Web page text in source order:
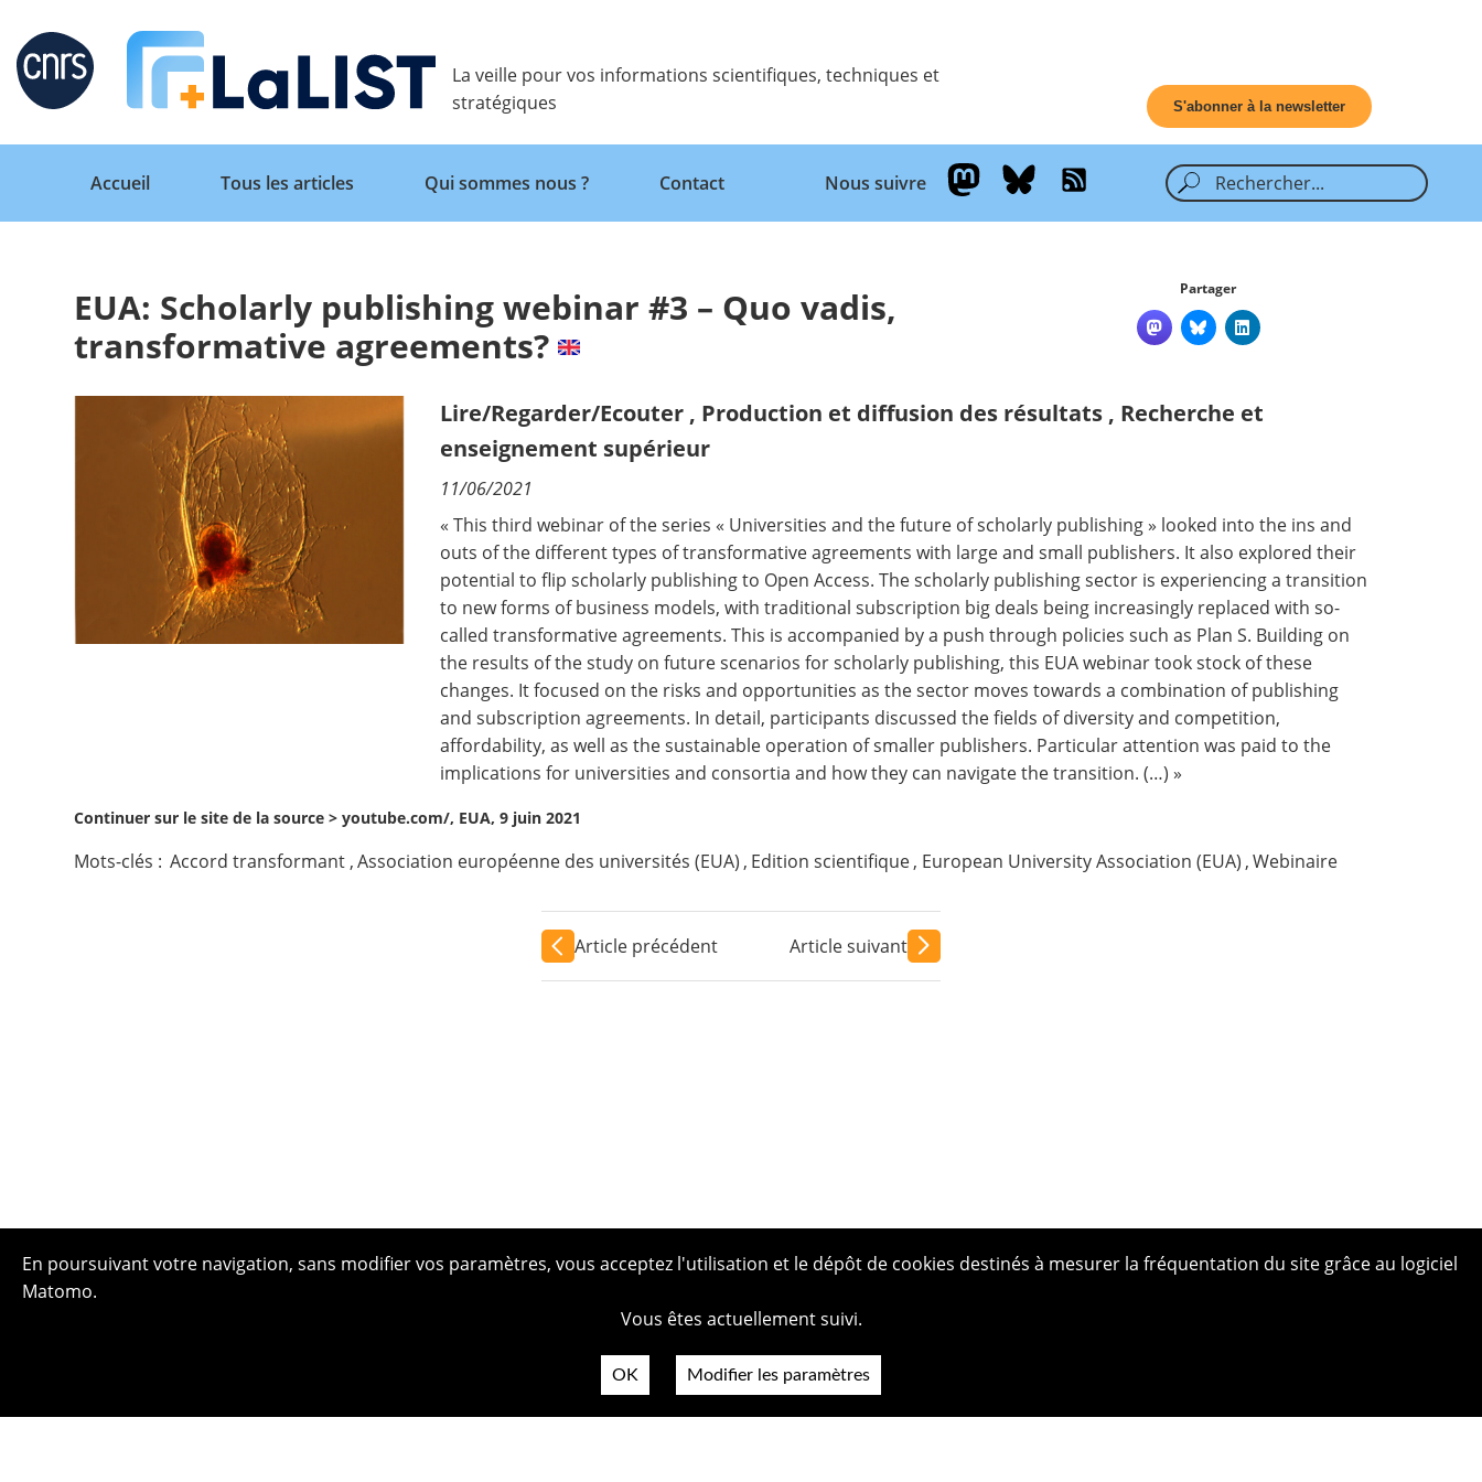
Retour
Accueil
Tous les articles
Qui sommes nous ?
La veille pour vos informations scientifiques, techniques et
stratégiques
S'abonner à la newsletter
Retour
Accueil
Tous les articles Qui sommes nous ? Contact Nous suivre
EUA: Scholarly publishing webinar #3 – Quo vadis,
transformative agreements?
Partager
Lire/Regarder/Ecouter , Production et diffusion des résultats , Recherche et
enseignement supérieur
11/06/2021
« This third webinar of the series « Universities and the future of scholarly publishing » looked into the ins and
outs of the different types of transformative agreements with large and small publishers. It also explored their
potential to flip scholarly publishing to Open Access. The scholarly publishing sector is experiencing a transition
to new forms of business models, with traditional subscription big deals being increasingly replaced with so-
called transformative agreements. This is accompanied by a push through policies such as Plan S. Building on
the results of the study on future scenarios for scholarly publishing, this EUA webinar took stock of these
changes. It focused on the risks and opportunities as the sector moves towards a combination of publishing
and subscription agreements. In detail, participants discussed the fields of diversity and competition,
affordability, as well as the sustainable operation of smaller publishers. Particular attention was paid to the
implications for universities and consortia and how they can navigate the transition. (…) »
Continuer sur le site de la source >youtube.com/, EUA, 9 juin 2021
Mots-clés : Accord transformant ,Association européenne des universités (EUA) , Edition scientifique, European University Association (EUA) ,Webinaire
Article précédent Article suivant
En poursuivant votre navigation, sans modifier vos paramètres, vous acceptez l'utilisation et le dépôt de cookies destinés à mesurer la fréquentation du site grâce au logiciel
Matomo.
Vous êtes actuellement suivi.
OK Modifier les paramètres